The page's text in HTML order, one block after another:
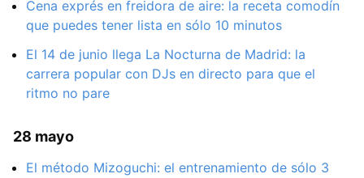
Cena exprés en freidora de aire: la receta comodín
que puedes tener lista en sólo 10 minutos
El 14 de junio llega La Nocturna de Madrid: la
carrera popular con DJs en directo para que el
ritmo no pare
28 mayo
El método Mizoguchi: el entrenamiento de sólo 3